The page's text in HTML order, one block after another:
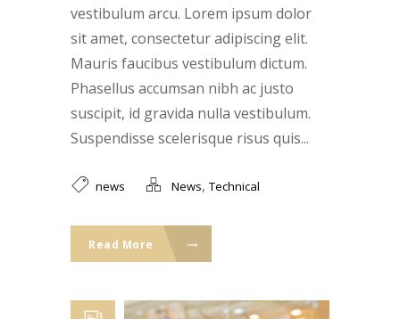
vestibulum arcu. Lorem ipsum dolor
sit amet, consectetur adipiscing elit.
Mauris faucibus vestibulum dictum.
Phasellus accumsan nibh ac justo
suscipit, id gravida nulla vestibulum.
Suspendisse scelerisque risus quis...
news News, Technical
Read More